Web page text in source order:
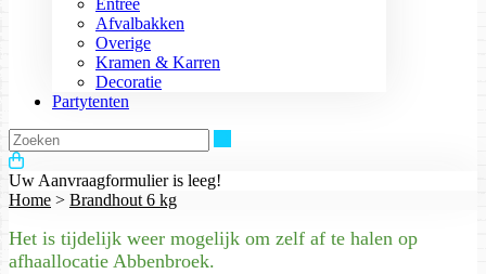
Entree
Afvalbakken
Overige
Kramen & Karren
Decoratie
Partytenten
Uw Aanvraagformulier is leeg!
Home > Brandhout 6 kg
Het is tijdelijk weer mogelijk om zelf af te halen op
afhaallocatie Abbenbroek.